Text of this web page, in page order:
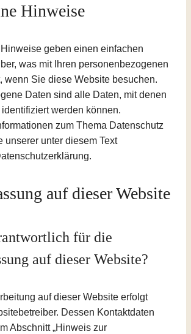
Hinweise
geben einen einfachen
was mit Ihren personenbezogenen
wenn Sie diese Website besuchen.
Daten sind alle Daten, mit denen
werden können.
zum Thema Datenschutz
unserer unter diesem Text
auf dieser Website
für die
auf dieser Website?
auf dieser Website erfolgt
Dessen Kontaktdaten
Abschnitt „Hinweis zur